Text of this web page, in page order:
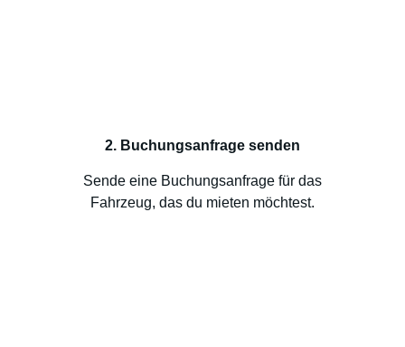
2. Buchungsanfrage senden
Sende eine Buchungsanfrage für das
Fahrzeug, das du mieten möchtest.